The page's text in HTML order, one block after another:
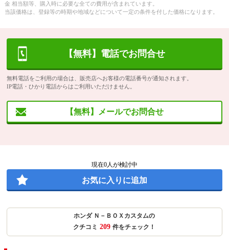
金 相当額等、購入時に必要な全ての費用が含まれています。
当該価格は、登録等の時期や地域などについて一定の条件を付した価格になります。
【無料】電話でお問合せ
無料電話をご利用の場合は、販売店へお客様の電話番号が通知されます。
IP電話・ひかり電話からはご利用いただけません。
【無料】メールでお問合せ
現在0人が検討中
お気に入りに追加
ホンダ Ｎ－ＢＯＸカスタムの
クチコミ 209 件をチェック！